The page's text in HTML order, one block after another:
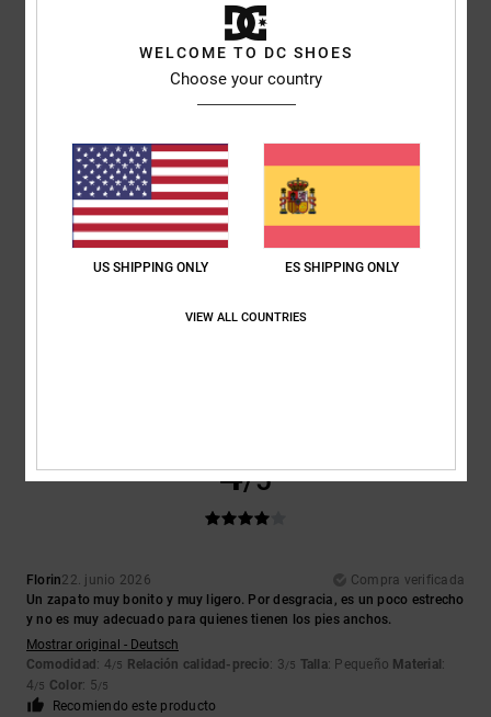
1. julio 2026
Compra verificada
Recomiendo este producto
5 /5
4/5
Florin22. junio 2026
Compra verificada
Un zapato muy bonito y muy ligero. Por desgracia, es un poco estrecho
y no es muy adecuado para quienes tienen los pies anchos.
Mostrar original - Deutsch
Comodidad : 4/5 Relación calidad-precio: 3/5 Talla: Pequeño Material :
4/5 Color: 5/5
Recomiendo este producto
WELCOME TO DC SHOES
Choose your country
US SHIPPING ONLY ES SHIPPING ONLY
VIEW ALL COUNTRIES